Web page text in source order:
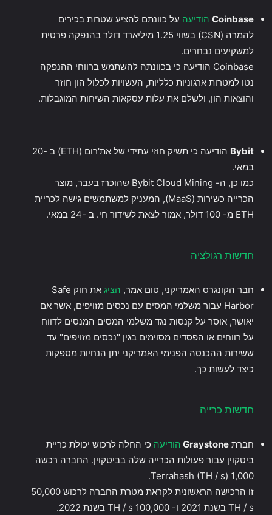
Coinbase הודיעה על כוונתם להציע שטרות בכירים
להמרה (CSN) בשווי 1.25 מיליארד דולר בהנפקה פרטית
למשקיעים נבחרים.
Coinbase הודיעה כי בכוונתה להשתמש ברווחי ההנפקה
נטו למטרות ארגוניות כלליות, העשויות לכלול הון חוזר
והוצאות הון, ולשלם את עלות עסקאות השיחות המוגבלות.
Bybit
הודיעה כי תשיק חוזי עתידי של את'רום (ETH) ב -20
במאי.
כמו כן, ה- Bybit Cloud Mining שהוכרז בעבר, מוצר
הכרייה כשירות (MaaS), המעניק למשתמשים גישה לכריית
ETH מ- 100 דולר, אמור לצאת לשידור חי. ב -24 במאי.
חדשות רגולציה
חבר הקונגרס האמריקני, טום אמר, הציג
את חוק Safe
Harbor עבור משלמי המסים עם נכסים מזויפים, אשר אם
יאושר, אוסר על קנסות נגד משלמי המסים המנסים לדווח
על רווחים או הפסדים מסוימים בגין "נכסים מזויפים" עד
ששירות ההכנסה הפנימי האמריקני יתן הנחיות מספקות
כיצד לעשות כך.
חדשות כרייה
חברת Graystone הודיעה כי החלה לרכוש יכולת כריית
ביטקוין עבור פעולות הכרייה שלה בביטקוין. החברה רכשה
1,000 Terrahash (TH / s).
זו הרכישה הראשונית לקראת מטרת החברה לרכוש 50,000
TH / s בשנת 2021 ו- 100,000 TH / s בשנת 2022.